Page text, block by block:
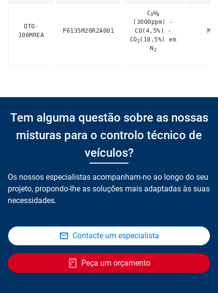
OTO-
106MREA
P6135M20R2A001
C3H8
(3000ppm) -
CO(4,5%) -
CO2(10,5%) em
N2
M20
Tem alguma questão sobre as nossas
misturas para o controlo técnico de
veículos?
Os nossos especialistas acompanham-no ao longo do seu
projeto, propondo-lhe as soluções mais adaptadas às suas
necessidades.
Contacte um especialista
Peça um orçamento